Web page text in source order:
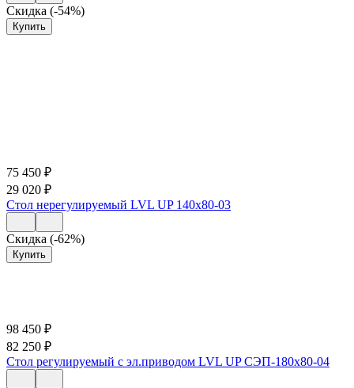
Скидка (-54%)
Купить
75 450 ₽
29 020 ₽
Стол нерегулируемый LVL UP 140х80-03
Скидка (-62%)
Купить
98 450 ₽
82 250 ₽
Стол регулируемый с эл.приводом LVL UP СЭП-180х80-04